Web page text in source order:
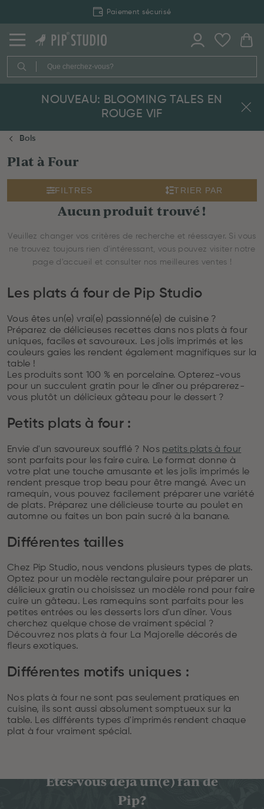
Paiement sécurisé
NOUVEAU: BLOOMING TALES EN
ROUGE VIF
Bols
Plat à Four
FILTRES TRIER PAR
Aucun produit trouvé !
Veuillez changer vos critères de recherche et réessayer. Si vous
ne trouvez toujours rien d'intéressant, vous pouvez visiter notre
page d'accueil et consulter nos meilleures ventes !
Les plats á four de Pip Studio
Vous êtes un(e) vrai(e) passionné(e) de cuisine ?
Préparez de délicieuses recettes dans nos plats à four
uniques, faciles et savoureux. Les jolis imprimés et les
couleurs gaies les rendent également magnifiques sur la
table !
Les produits sont 100 % en porcelaine. Opterez-vous
pour un succulent gratin pour le dîner ou préparerez-
vous plutôt un délicieux gâteau pour le dessert ?
Petits plats à four :
Envie d'un savoureux soufflé ? Nos petits plats à four
sont parfaits pour les faire cuire. Le format donne à
votre plat une touche amusante et les jolis imprimés le
rendent presque trop beau pour être mangé. Avec un
ramequin, vous pouvez facilement préparer une variété
de plats. Préparez une délicieuse tourte au poulet en
automne ou faites un bon pain sucré à la banane.
Différentes tailles
Chez Pip Studio, nous vendons plusieurs types de plats.
Optez pour un modèle rectangulaire pour préparer un
délicieux gratin ou choisissez un modèle rond pour faire
cuire un gâteau. Les ramequins sont parfaits pour les
petites entrées ou les desserts lors d'un dîner. Vous
cherchez quelque chose de vraiment spécial ?
Découvrez nos plats à four La Majorelle décorés de
fleurs exotiques.
Différentes motifs uniques :
Nos plats à four ne sont pas seulement pratiques en
cuisine, ils sont aussi absolument somptueux sur la
table. Les différents types d'imprimés rendent chaque
plat à four vraiment spécial.
Êtes-vous déjà un(e) fan de
Pip?